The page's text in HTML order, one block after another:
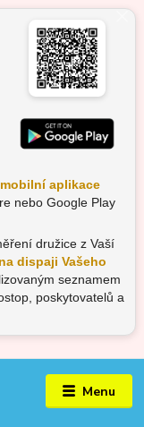
aplikace
nebo Google Play
družice z Vaší
dispaji Vašeho
seznamem
poskytovatelů a
Menu